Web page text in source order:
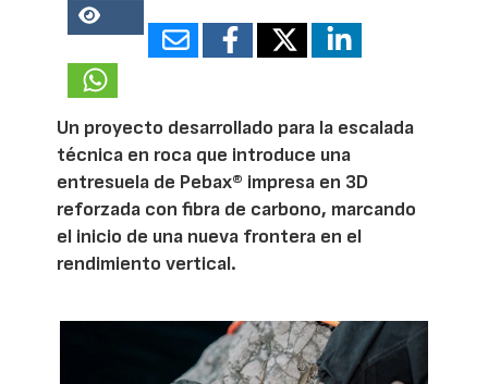
18726
Un proyecto desarrollado para la escalada
técnica en roca que introduce una
entresuela de Pebax® impresa en 3D
reforzada con fibra de carbono, marcando
el inicio de una nueva frontera en el
rendimiento vertical.